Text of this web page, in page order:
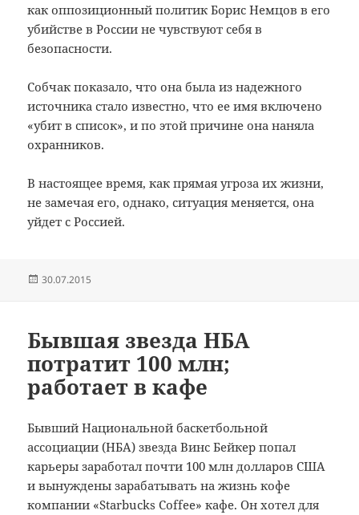
как оппозиционный политик Борис Немцов в его
убийстве в России не чувствуют себя в
безопасности.
Собчак показало, что она была из надежного
источника стало известно, что ее имя включено
«убит всписок»,и по этой причине она наняла
охранников.
В настоящее время,как прямая угроза их жизни,
не замечая его, однако,ситуация меняется, она
уйдет с Россией.
Опубликовано
30.07.2015
Бывшая звезда НБА
потратит 100 млн;
работает в кафе
Бывший Национальной баскетбольной
ассоциации (НБА) звезда Винс Бейкер попал
карьеры заработал почти 100 млн долларов США
и вынуждены зарабатывать на жизнь кофе
компании «Starbucks Coffee» кафе.Он хотел для